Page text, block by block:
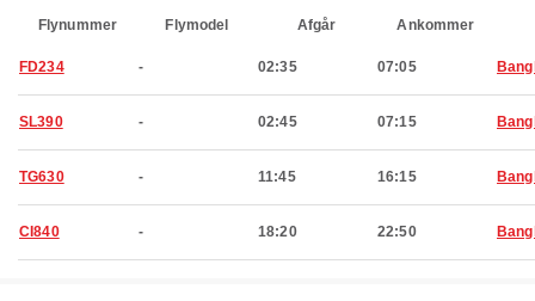
Flynummer Flymodel Afgår Ankommer
FD234 - 02:35 07:05
SL390 - 02:45 07:15
TG630 - 11:45 16:15
CI840 - 18:20 22:50